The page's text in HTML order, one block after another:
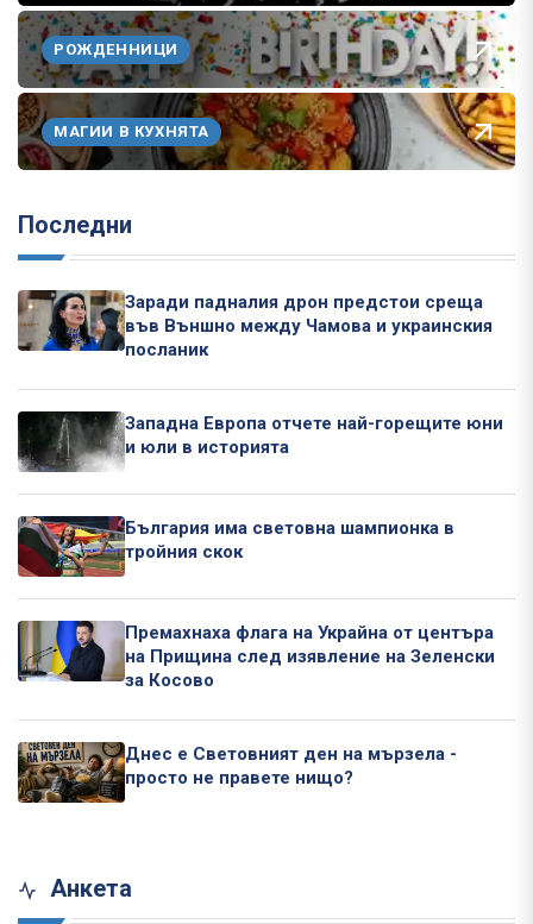
РОЖДЕННИЦИ
МАГИИ В КУХНЯТА
Последни
Заради падналия дрон предстои среща
във Външно между Чамова и украинския
посланик
Западна Европа отчете най-горещите юни
и юли в историята
България има световна шампионка в
тройния скок
Премахнаха флага на Украйна от центъра
на Прищина след изявление на Зеленски
за Косово
Днес е Световният ден на мързела -
просто не правете нищо?
Анкета